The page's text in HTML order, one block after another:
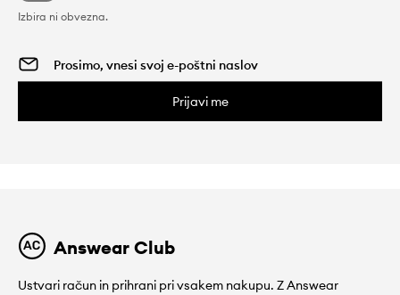
Izbira ni obvezna.
Prijavi me
Answear Club
Ustvari račun in prihrani pri vsakem nakupu. Z Answear